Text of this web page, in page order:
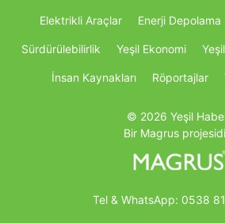
Elektrikli Araçlar Enerji Depolama
Sürdürülebilirlik Yeşil Ekonomi
İnsan Kaynakları Röportajlar
© 2026 Yeşil
Bir Magrus
Tel & WhatsApp: 0538